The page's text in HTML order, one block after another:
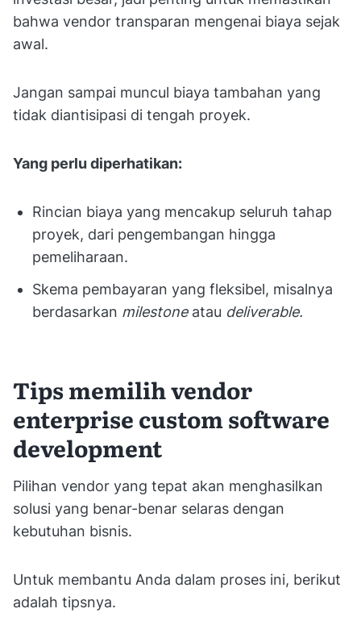
bahwa vendor transparan mengenai biaya sejak
awal.
Jangan sampai muncul biaya tambahan yang
tidak diantisipasi di tengah proyek.
Yang perlu diperhatikan:
Rincian biaya yang mencakup seluruh tahap
proyek, dari pengembangan hingga
pemeliharaan.
Skema pembayaran yang fleksibel, misalnya
berdasarkan milestoneatau deliverable.
Tips memilih vendor
enterprise custom software
development
Pilihan vendor yang tepat akan menghasilkan
solusi yang benar-benar selaras dengan
kebutuhan bisnis.
Untuk membantu Anda dalam proses ini, berikut
adalah tipsnya.